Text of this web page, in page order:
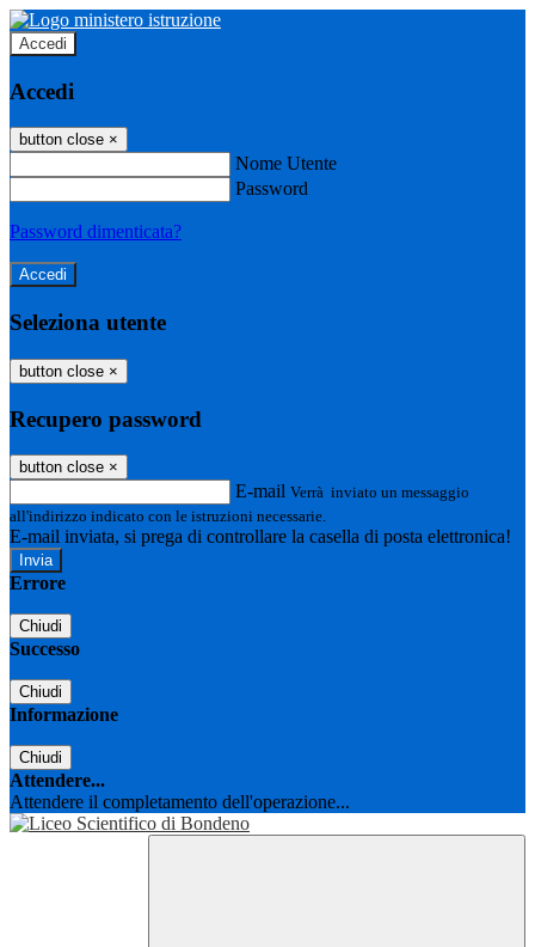
Accedi
Accedi
button close ×
Nome Utente
Password
Password dimenticata?
Seleziona utente
button close ×
Recupero password
button close ×
E-mail Verrà inviato un messaggio
all'indirizzo indicato con le istruzioni necessarie.
E-mail inviata, si prega di controllare la casella di posta elettronica!
Errore
Chiudi
Successo
Chiudi
Informazione
Chiudi
Attendere...
Attendere il completamento dell'operazione...